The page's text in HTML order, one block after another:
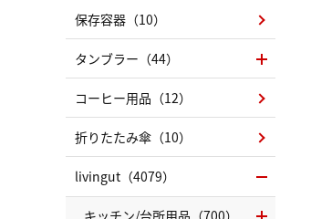
保存容器（10）
タンブラー（44）
コーヒー用品（12）
折りたたみ傘（10）
livingut（4079）
キッチン/台所用品（700）